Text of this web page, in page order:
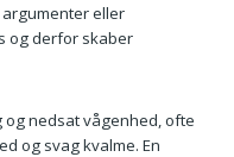
eller
og derfor skaber
nedsat vågenhed, ofte
og svag kvalme. En